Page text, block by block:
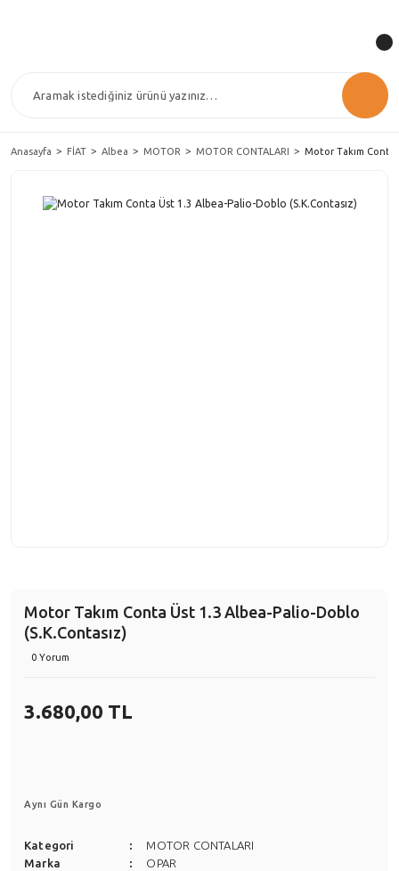
Anasayfa FİAT Albea MOTOR MOTOR CONTALARI Motor Takım Conta
Motor Takım Conta Üst 1.3 Albea-Palio-Doblo
(S.K.Contasız)
0 Yorum
3.680,00 TL
Aynı Gün Kargo
Kategori
MOTOR CONTALARI
Marka
OPAR